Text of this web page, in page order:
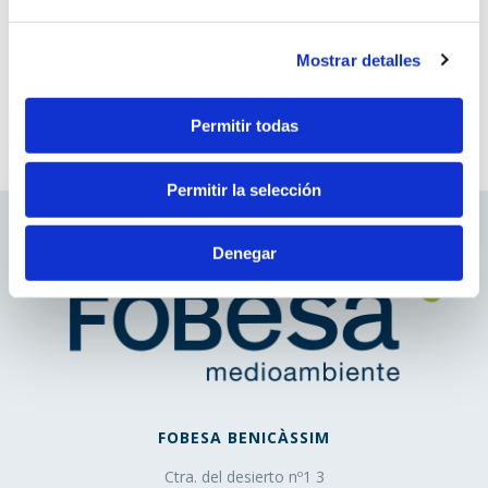
2. En función de la duración de la cookie:
accede a una página web.
Cookies persistentes: Son un tipo de cookies en el
que los datos siguen almacenados en el terminal y
pueden ser accedidos y tratados durante un periodo
definido por el responsable de la cookie, y que puede ir
de unos minutos a varios años.
3. En función de la finalidad de la cookie:
Cookies de análisis: Son aquéllas que bien tratadas
Mostrar detalles
Permitir todas
Permitir la selección
Denegar
FOBESA BENICÀSSIM
Ctra. del desierto nº1 3